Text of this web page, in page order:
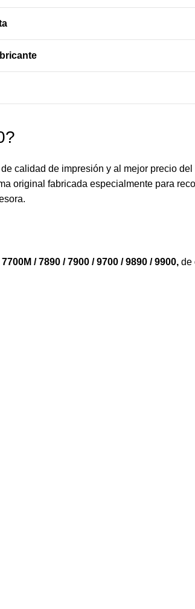
calidad de impresión y al mejor precio
original fabricada especialmente para
/ 7890 / 7900 / 9700 / 9890 / 9900, de